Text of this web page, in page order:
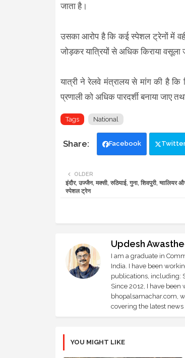
जाता है।
उसका आरोप है कि कई स्पेशल ट्रेनों में
जोड़कर यात्रियों से अधिक किराया वसूला
यात्री ने रेलवे मंत्रालय से मांग की है कि
प्रणाली को अधिक पारदर्शी बनाया जाए
Tags National
Facebook
OLDER
इंदौर, उज्जैन, मक्सी, रुठियाई, गुना, शिवपुरी, ग्वालियर
स्पेशल ट्रेन
Updesh
I am a graduate in
India. I have been
publications, including:
Since 2012, I have
bhopalsamachar.com,
covering the latest news
YOU MIGHT LIKE